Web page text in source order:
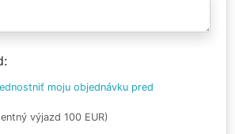
moju objednávku pred
výjazd 100 EUR)